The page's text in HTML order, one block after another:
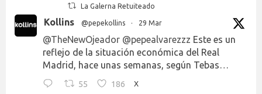
La Galerna Retuiteado
Kollins @pepekollins · 29 Mar
@TheNewOjeador @pepealvarezzz Este es un
reflejo de la situación económica del Real
Madrid, hace unas semanas, según Tebas…
55 186 X